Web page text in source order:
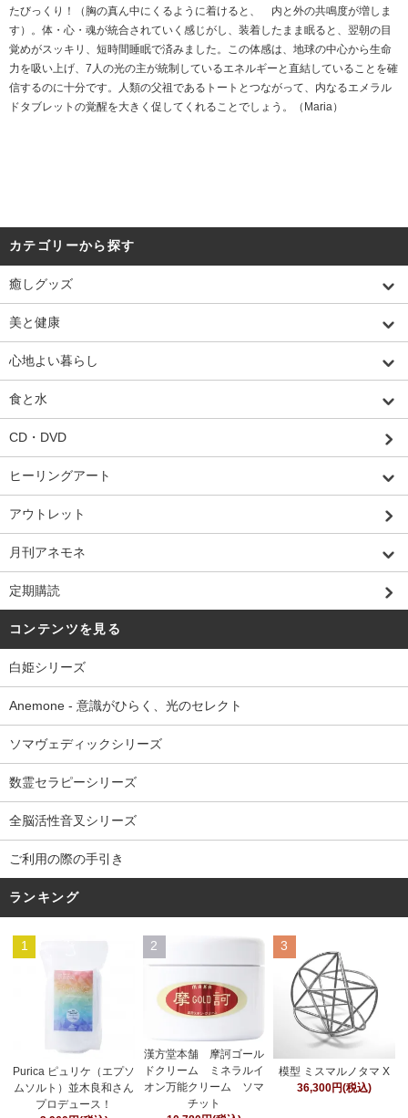
たびっくり！（胸の真ん中にくるように着けると、 内と外の共鳴度が増しま
す）。体・心・魂が統合されていく感じがし、装着したまま眠ると、翌朝の目
覚めがスッキリ、短時間睡眠で済みました。この体感は、地球の中心から生命
力を吸い上げ、7人の光の主が統制しているエネルギーと直結していることを確
信するのに十分です。人類の父祖であるトートとつながって、内なるエメラル
ドタブレットの覚醒を大きく促してくれることでしょう。（Maria）
カテゴリーから探す
癒しグッズ
美と健康
心地よい暮らし
食と水
CD・DVD
ヒーリングアート
アウトレット
月刊アネモネ
定期購読
コンテンツを見る
白姫シリーズ
Anemone - 意識がひらく、光のセレクト
ソマヴェディックシリーズ
数霊セラピーシリーズ
全脳活性音叉シリーズ
ご利用の際の手引き
ランキング
1
Purica ピュリケ（エプソ
ムソルト）並木良和さん
プロデュース！
2
漢方堂本舗 摩訶ゴール
ドクリーム ミネラルイ
オン万能クリーム ソマ
チット
3
模型 ミスマルノタマ X
36,300円(税込)